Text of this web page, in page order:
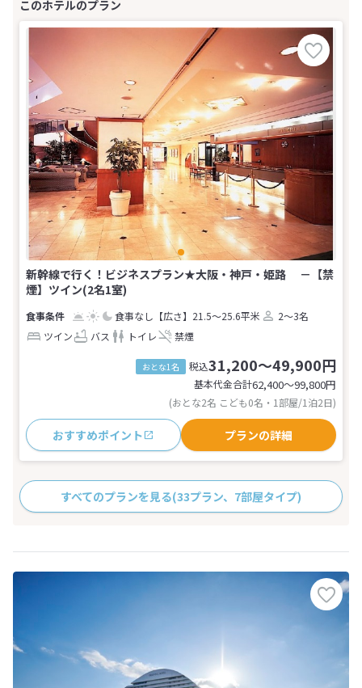
新幹線で行く！ビジネスプラン★大阪・神戸・姫路 －【禁
煙】ツイン(2名1室)
食事なし 【広さ】21.5～25.6平米
2～3名
ツイン
バス トイレ 禁煙
おとな1名 税込31,200～49,900円
基本代金合計62,400〜99,800円
(おとな2名 こども0名・1部屋/1泊2日)
おすすめポイント プランの詳細
すべてのプランを見る(33プラン、7部屋タイプ)